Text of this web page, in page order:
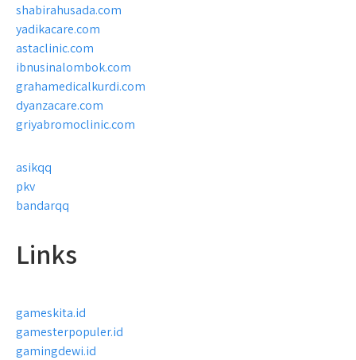
shabirahusada.com
yadikacare.com
astaclinic.com
ibnusinalombok.com
grahamedicalkurdi.com
dyanzacare.com
griyabromoclinic.com
asikqq
pkv
bandarqq
Links
gameskita.id
gamesterpopuler.id
gamingdewi.id